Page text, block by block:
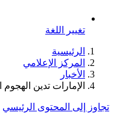
تغيير اللغة
الرئيسية
المركز الإعلامي
الأخبار
الإمارات تدين
تجاوز إلى المحتوى الرئيسي